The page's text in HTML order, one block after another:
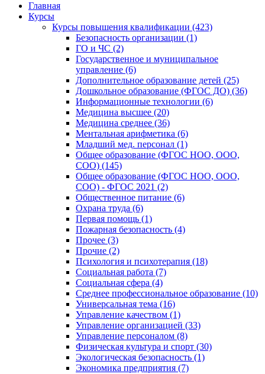
Главная
Курсы
Курсы повышения квалификации (423)
Безопасность организации (1)
ГО и ЧС (2)
Государственное и муниципальное
управление (6)
Дополнительное образование детей (25)
Дошкольное образование (ФГОС ДО) (36)
Информационные технологии (6)
Медицина высшее (20)
Медицина среднее (36)
Ментальная арифметика (6)
Младший мед. персонал (1)
Общее образование (ФГОС НОО, ООО,
СОО) (145)
Общее образование (ФГОС НОО, ООО,
СОО) - ФГОС 2021 (2)
Общественное питание (6)
Охрана труда (6)
Первая помощь (1)
Пожарная безопасность (4)
Прочее (3)
Прочие (2)
Психология и психотерапия (18)
Социальная работа (7)
Социальная сфера (4)
Среднее профессиональное образование (10)
Универсальная тема (16)
Управление качеством (1)
Управление организацией (33)
Управление персоналом (8)
Физическая культура и спорт (30)
Экологическая безопасность (1)
Экономика предприятия (7)